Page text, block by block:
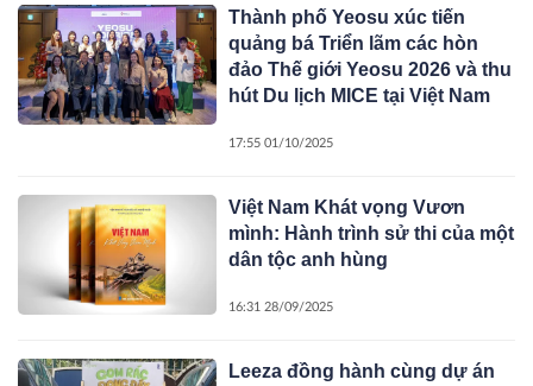
Thành phố Yeosu xúc tiến
quảng bá Triển lãm các hòn
đảo Thế giới Yeosu 2026 và thu
hút Du lịch MICE tại Việt Nam
17:55 01/10/2025
Việt Nam Khát vọng Vươn
mình: Hành trình sử thi của một
dân tộc anh hùng
16:31 28/09/2025
Leeza đồng hành cùng dự án